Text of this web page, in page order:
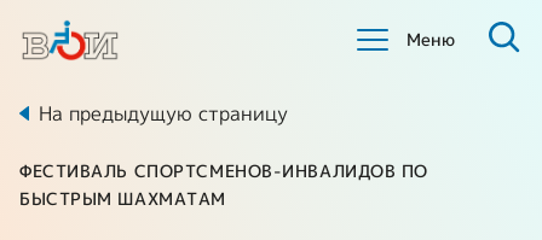
Меню
На предыдущую страницу
ФЕСТИВАЛЬ СПОРТСМЕНОВ-ИНВАЛИДОВ ПО
БЫСТРЫМ ШАХМАТАМ